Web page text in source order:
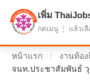
แบ่งปันโอกาส
หน้าแรก / งานท้อ
จนท.ประชาสัมพันธ์
เพิ่ม
กดเมนู ⋮ แล้วเลื